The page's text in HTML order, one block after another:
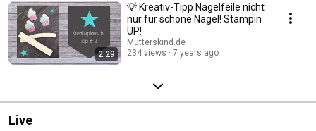
2:29
💡 Kreativ-Tipp Nagelfeile nicht
nur für schöne Nägel! Stampin
UP!
Mutterskind.de
234 views
7 years ago
Live